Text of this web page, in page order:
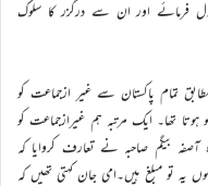
فرمائے اور ان سے درگزر کا سلوک
تمام پاکستان سے غیر ازجماعت کو
ہوتا تھا۔ ایک مرتبہ ہم غیرازجماعت کو
بیگم صاحبہ نے تعارف کروایا کہ
یہ تو مبلغ ہیں۔امی جان کہتی تھیں کہ